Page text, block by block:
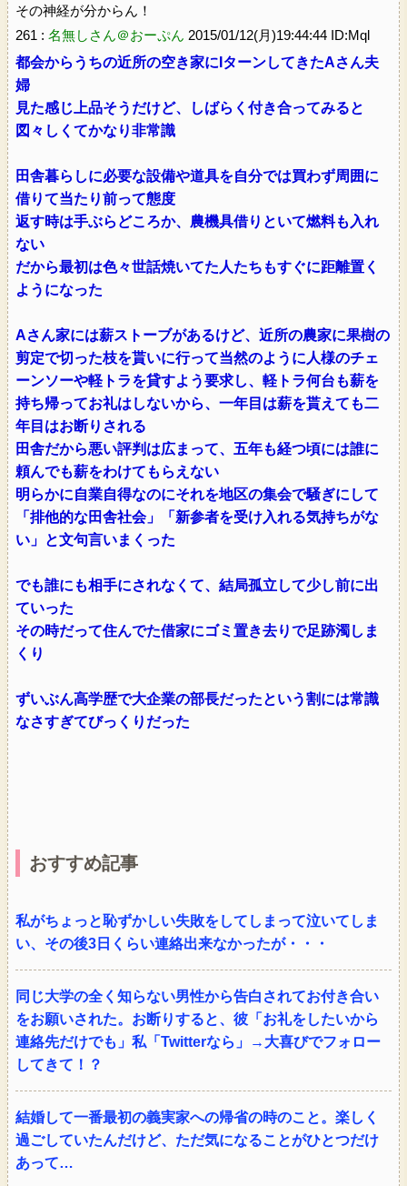
その神経が分からん！
261 : 名無しさん＠おーぷん 2015/01/12(月)19:44:44 ID:Mql
都会からうちの近所の空き家にIターンしてきたAさん夫
婦
見た感じ上品そうだけど、しばらく付き合ってみると
図々しくてかなり非常識
田舎暮らしに必要な設備や道具を自分では買わず周囲に
借りて当たり前って態度
返す時は手ぶらどころか、農機具借りといて燃料も入れ
ない
だから最初は色々世話焼いてた人たちもすぐに距離置く
ようになった
Aさん家には薪ストーブがあるけど、近所の農家に果樹の
剪定で切った枝を貰いに行って当然のように人様のチェ
ーンソーや軽トラを貸すよう要求し、軽トラ何台も薪を
持ち帰ってお礼はしないから、一年目は薪を貰えても二
年目はお断りされる
田舎だから悪い評判は広まって、五年も経つ頃には誰に
頼んでも薪をわけてもらえない
明らかに自業自得なのにそれを地区の集会で騒ぎにして
「排他的な田舎社会」「新参者を受け入れる気持ちがな
い」と文句言いまくった
でも誰にも相手にされなくて、結局孤立して少し前に出
ていった
その時だって住んでた借家にゴミ置き去りで足跡濁しま
くり
ずいぶん高学歴で大企業の部長だったという割には常識
なさすぎてびっくりだった
おすすめ記事
私がちょっと恥ずかしい失敗をしてしまって泣いてしま
い、その後3日くらい連絡出来なかったが・・・
同じ大学の全く知らない男性から告白されてお付き合い
をお願いされた。お断りすると、彼「お礼をしたいから
連絡先だけでも」私「Twitterなら」→大喜びでフォロー
してきて！？
結婚して一番最初の義実家への帰省の時のこと。楽しく
過ごしていたんだけど、ただ気になることがひとつだけ
あって…